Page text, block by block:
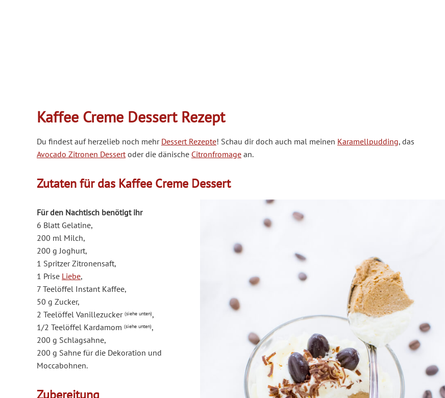
Kaffee Creme Dessert Rezept
Du findest auf herzelieb noch mehr Dessert Rezepte! Schau dir doch auch mal meinen Karamellpudding, das
Avocado Zitronen Dessertoder die dänische Citronfromage an.
Zutaten für das Kaffee Creme Dessert
Für den Nachtisch benötigt ihr
6 Blatt Gelatine,
200 ml Milch,
200 g Joghurt,
1 Spritzer Zitronensaft,
1 Prise Liebe,
7 Teelöffel Instant Kaffee,
50 g Zucker,
2 Teelöffel Vanillezucker (siehe unten),
1/2 Teelöffel Kardamom (siehe unten),
200 g Schlagsahne,
200 g Sahne für die Dekoration und
Moccabohnen.